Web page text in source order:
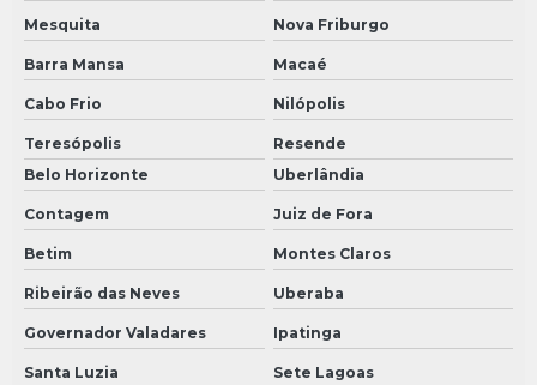
Tanque agitador industrial
Tanque agitador misturador
Tanque reator cosméticos
Tanque reator inox
Tanque reator de mistura
Tanque reator
Tanque reservatório inox
Mesquita Nova Friburgo
Barra Mansa Macaé
Cabo Frio Nilópolis
Teresópolis
Resende
Belo Horizonte
Uberlândia
Contagem Juiz de Fora
Betim Montes Claros
Ribeirão das Neves Uberaba
Governador Valadares Ipatinga
Santa Luzia Sete Lagoas